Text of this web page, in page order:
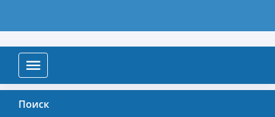
Поиск